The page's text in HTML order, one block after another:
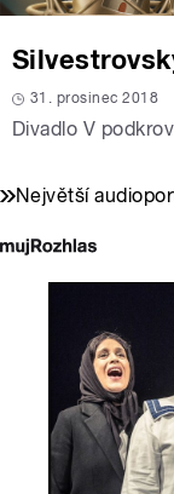
31. prosinec 2018
Divadlo V
Největší